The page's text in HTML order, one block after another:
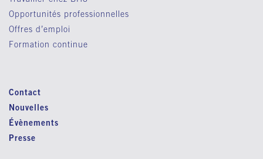
Opportunités professionnelles
Offres d’emploi
Formation continue
Contact
Nouvelles
Évènements
Presse